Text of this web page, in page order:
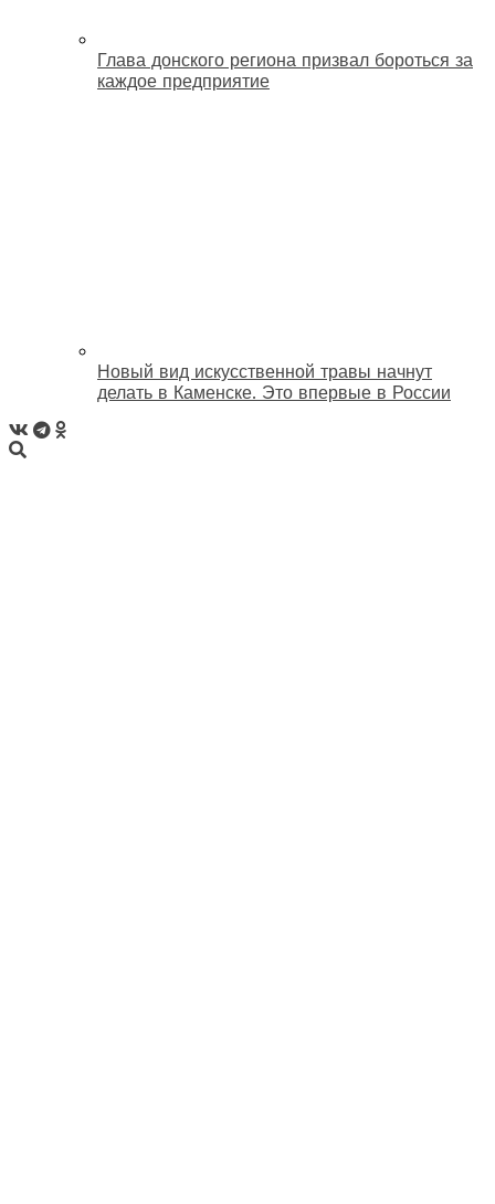
Глава донского региона призвал бороться за
каждое предприятие
Новый вид искусственной травы начнут
делать в Каменске. Это впервые в России